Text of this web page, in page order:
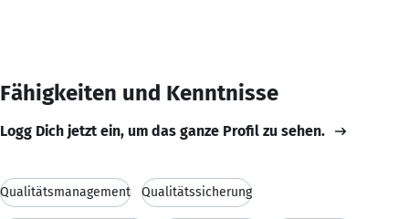
Fähigkeiten und Kenntnisse
Logg Dich jetzt ein, um das ganze Profil zu sehen.
Qualitätsmanagement Qualitätssicherung